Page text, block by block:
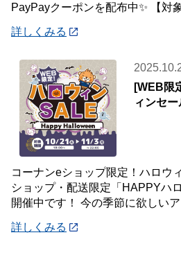
PayPayクーポンを配布中✨ 【対象期間】 11月3日(月)～
詳しくみる
[WEB限
ィンセー
コーナンeショップ限定！ハロウ
ショップ・配送限定「HAPPYハロウ
開催中です！ 今の季節に欲しいアイテムがWEB限定特別
詳しくみる